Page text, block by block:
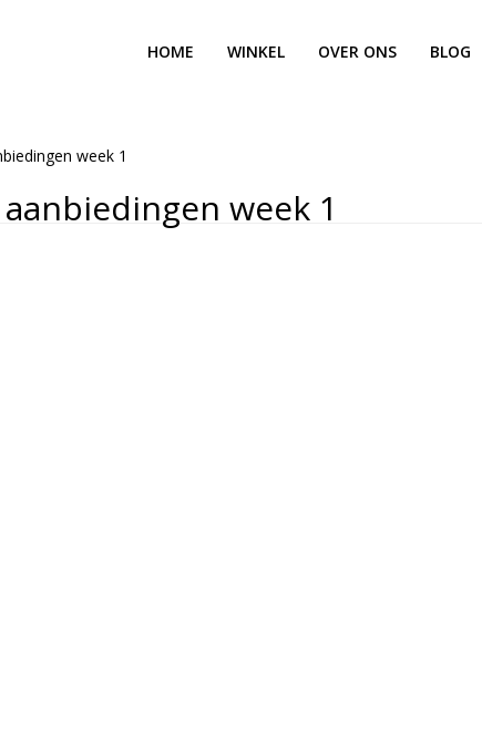
HOME WINKEL OVER ONS BLOG
week 1
week 1